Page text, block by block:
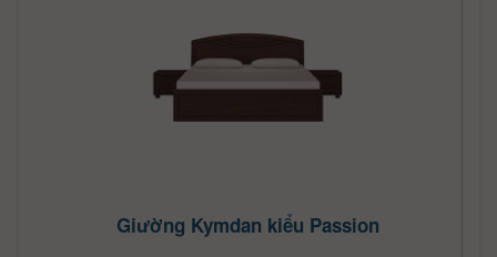
Giường Kymdan kiểu Passion